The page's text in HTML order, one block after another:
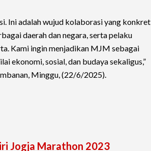
Ini adalah wujud kolaborasi yang konkret
daerah dan negara, serta pelaku
Kami ingin menjadikan MJM sebagai
ekonomi, sosial, dan budaya sekaligus,”
Minggu, (22/6/2025).
Jogja Marathon 2023